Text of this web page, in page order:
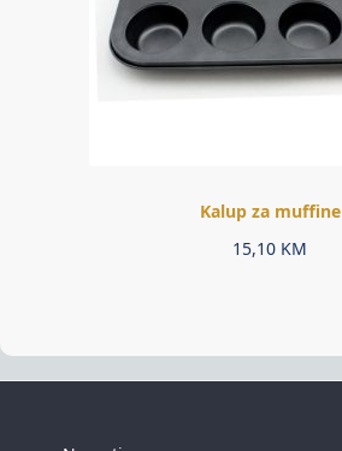
Kalup za muffine
15,10 KM